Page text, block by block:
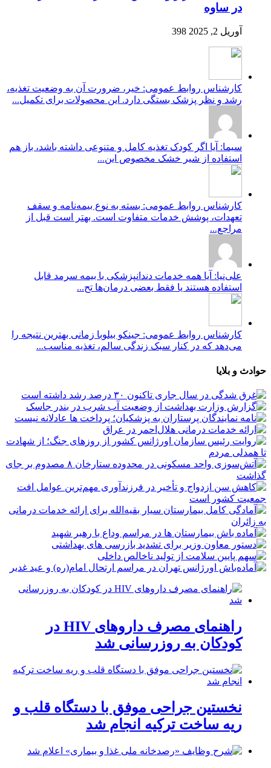
در ساوه
آوریل 2, 2025 398
کارشناس روابط عمومی: خیر، ضرورت آن به وضعیت تغذیه،
رشد و نظر پزشک بستگی دارد. این محصولات برای تکمیل...
سیما: آیا اگر کودک تغذیه کامل و متنوعی داشته باشد، باز هم
استفاده از شیر خشک مخصوص این...
کارشناس روابط عمومی: بسته به نوع بیمه‌نامه و سقف
تعهدات، پوشش خدمات متفاوت است. بهتر است قبل از
مراجع...
علی‌نیا: آیا همه خدمات دندانپزشکی با بیمه سرمد قابل
استفاده هستند یا فقط بعضی درمان‌ها تح...
کارشناس روابط عمومی: جینکو بیلوبا زمانی بهترین نتیجه را
می‌دهد که در کنار سبک زندگی سالم، تغذیه مناسب...
حوادث و بلایا
راهنمای مصرف داروهای HIV در
کودکان به روزرسانی شد
نخستین جراحی موفق با دستگاه قلب و
ریه ساخت ترکیه انجام شد